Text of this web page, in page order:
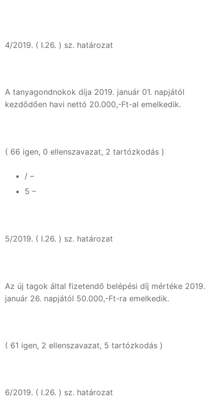
4/2019. ( I.26. ) sz. határozat
A tanyagondnokok díja 2019. január 01. napjától
kezdődően havi nettó 20.000,-Ft-al emelkedik.
( 66 igen, 0 ellenszavazat, 2 tartózkodás )
/ –
5 –
5/2019. ( I.26. ) sz. határozat
Az új tagok által fizetendő belépési díj mértéke 2019.
január 26. napjától 50.000,-Ft-ra emelkedik.
( 61 igen, 2 ellenszavazat, 5 tartózkodás )
6/2019. ( I.26. ) sz. határozat